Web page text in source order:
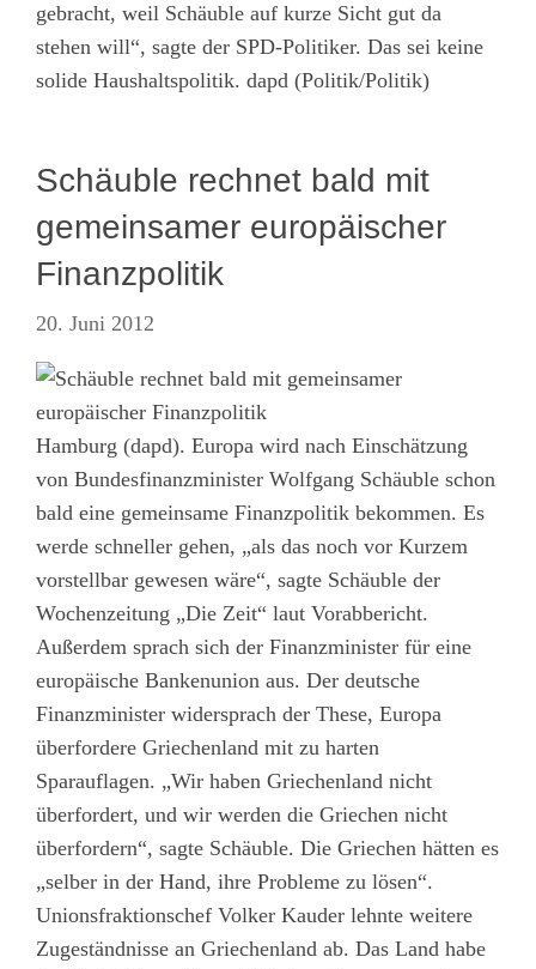
gebracht, weil Schäuble auf kurze Sicht gut da
stehen will“, sagte der SPD-Politiker. Das sei keine
solide Haushaltspolitik. dapd (Politik/Politik)
Schäuble rechnet bald mit
gemeinsamer europäischer
Finanzpolitik
20. Juni 2012
Hamburg (dapd). Europa wird nach Einschätzung
von Bundesfinanzminister Wolfgang Schäuble schon
bald eine gemeinsame Finanzpolitik bekommen. Es
werde schneller gehen, „als das noch vor Kurzem
vorstellbar gewesen wäre“, sagte Schäuble der
Wochenzeitung „Die Zeit“ laut Vorabbericht.
Außerdem sprach sich der Finanzminister für eine
europäische Bankenunion aus. Der deutsche
Finanzminister widersprach der These, Europa
überfordere Griechenland mit zu harten
Sparauflagen. „Wir haben Griechenland nicht
überfordert, und wir werden die Griechen nicht
überfordern“, sagte Schäuble. Die Griechen hätten es
„selber in der Hand, ihre Probleme zu lösen“.
Unionsfraktionschef Volker Kauder lehnte weitere
Zugeständnisse an Griechenland ab. Das Land habe